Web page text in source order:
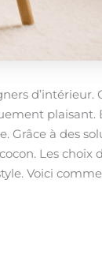
d’intérieur.
plaisant.
Grâce à des
Les choix
Voici